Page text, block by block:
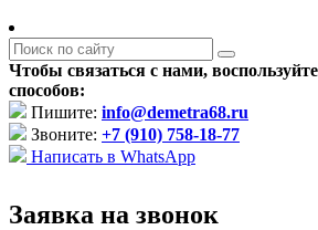
Чтобы связаться с нами,
способов:
Пишите: info@demetra68.ru
Звоните: +7 (910) 758-18-77
Написать в WhatsApp
Заявка на звонок